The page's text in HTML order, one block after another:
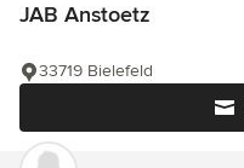
JAB Anstoetz
33719 Bielefeld